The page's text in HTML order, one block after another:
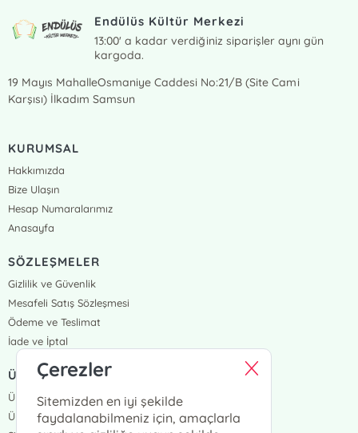
Endülüs Kültür Merkezi
13:00' a kadar verdiğiniz siparişler aynı gün
kargoda.
19 Mayıs MahalleOsmaniye Caddesi No:21/B (Site Cami
Karşısı) İlkadım Samsun
KURUMSAL
Hakkımızda
Bize Ulaşın
Hesap Numaralarımız
Anasayfa
SÖZLEŞMELER
Gizlilik ve Güvenlik
Mesafeli Satış Sözleşmesi
Ödeme ve Teslimat
İade ve İptal
ÜYELİK VE SİPARİŞ
Üye Girişi
Üye Ol
Çerezler
Sitemizden en iyi şekilde
faydalanabilmeniz için, amaçlarla